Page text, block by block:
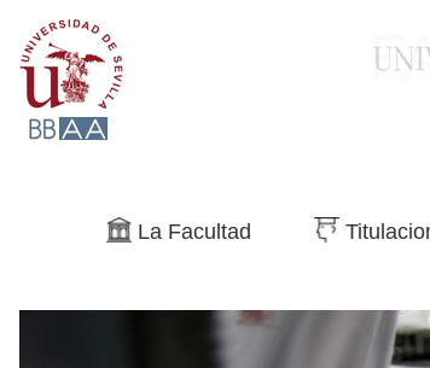
Buscar La Facultad